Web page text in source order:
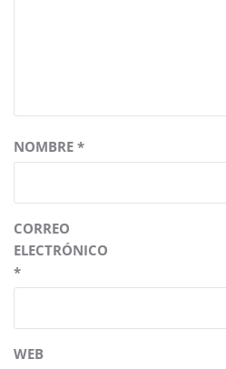
NOMBRE *
CORREO
ELECTRÓNICO
*
WEB